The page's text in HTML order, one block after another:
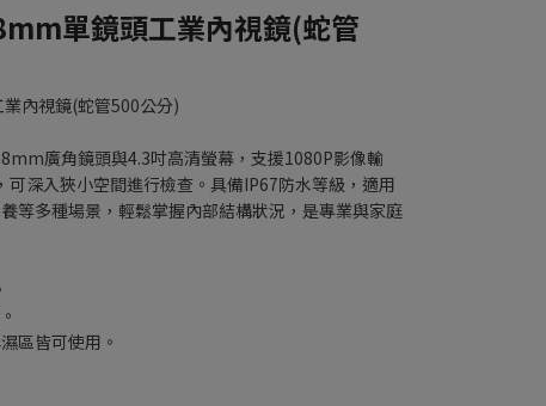
單鏡頭工業內視鏡(蛇管
內視鏡(蛇管500公分)
廣角鏡頭與4.3吋高清螢幕，支援1080P影像輸
可深入狹小空間進行檢查。具備IP67防水等級，適用
等多種場景，輕鬆掌握內部結構狀況，是專業與家庭
區皆可使用。